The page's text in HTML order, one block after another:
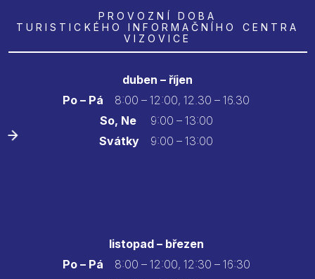
PROVOZNÍ DOBA
TURISTICKÉHO INFORMAČNÍHO CENTRA
VIZOVICE
duben – říjen
Po – Pá
8:00 – 12:00, 12.30 – 16.30
So, Ne9:00 – 13:00
Svátky 9:00 – 13:00
listopad – březen
Po – Pá 8:00 – 12:00, 12:30 – 16:30